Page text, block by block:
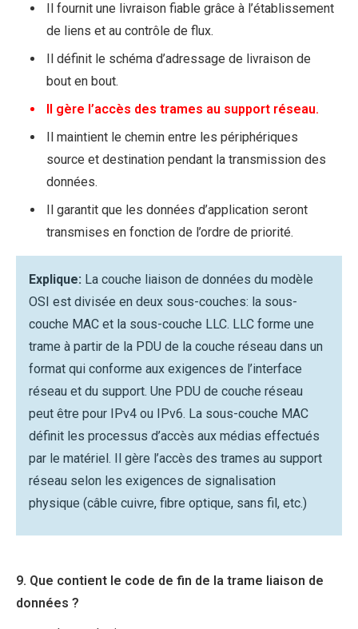
Il fournit une livraison fiable grâce à l’établissement
de liens et au contrôle de flux.
Il définit le schéma d’adressage de livraison de
bout en bout.
Il gère l’accès des trames au support réseau.
Il maintient le chemin entre les périphériques
source et destination pendant la transmission des
données.
Il garantit que les données d’application seront
transmises en fonction de l’ordre de priorité.
Explique: La couche liaison de données du modèle
OSI est divisée en deux sous-couches: la sous-
couche MAC et la sous-couche LLC. LLC forme une
trame à partir de la PDU de la couche réseau dans un
format qui conforme aux exigences de l’interface
réseau et du support. Une PDU de couche réseau
peut être pour IPv4 ou IPv6. La sous-couche MAC
définit les processus d’accès aux médias effectués
par le matériel. Il gère l’accès des trames au support
réseau selon les exigences de signalisation
physique (câble cuivre, fibre optique, sans fil, etc.)
9. Que contient le code de fin de la trame liaison de
données ?